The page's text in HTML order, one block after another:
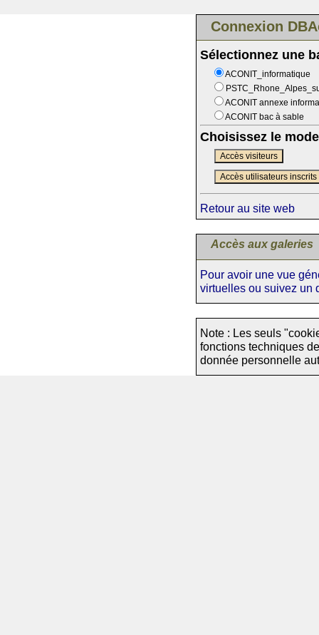
Connexion
Sélectionnez une
ACONIT_informatique
ACONIT annexe
ACONIT bac à sable
Choisissez le
Accès visiteurs
Accès utilisateurs inscrits
Retour au site web
Accès aux galeries
Pour avoir une vue
virtuelles ou suivez un
Note : Les seuls
fonctions techniques
donnée personnelle